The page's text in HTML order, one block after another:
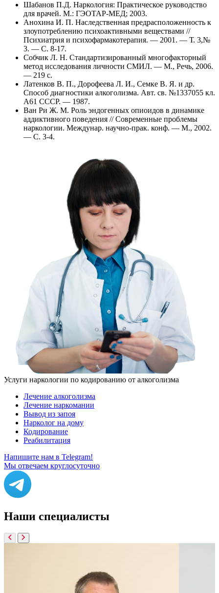
Шабанов П.Д. Наркология: Практическое руководство
для врачей. М.: ГЭОТАР-МЕД; 2003.
Анохина И. П. Наследственная предрасположенность к
злоупотреблению психоактивными веществами //
Психиатрия и психофармакотерапия. — 2001. — Т. 3,№
3. — С. 8-17.
Собчик Л. Н. Стандартизированный многофакторный
метод исследования личности СМИЛ. — М., Речь, 2006.
— 219 с.
Латенков В. П., Дорофеева Л. И., Семке В. Я. и др.
Способ диагностики алкоголизма. Авт. св. №1337055 кл.
А61 СССР. — 1987.
Ван Ри Ж. М. Роль эндогенных опиоидов в динамике
аддиктивного поведения // Современные проблемы
наркологии. Междунар. научно-прак. конф. — М., 2002.
— С. 3-4.
Услуги наркологии по кодированию от алкоголизма
Лечение алкоголизма
Лечение наркомании
Вывод из запоя
Нарколог на дому
Кодирование
Реабилитация
Напишите нам в Telegram!
Мы отвечаем круглосуточно
Наши специалисты